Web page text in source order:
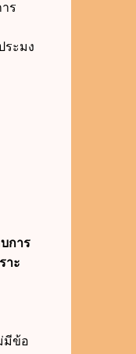
ร
ระมง
การ
าะ
มีข้อ